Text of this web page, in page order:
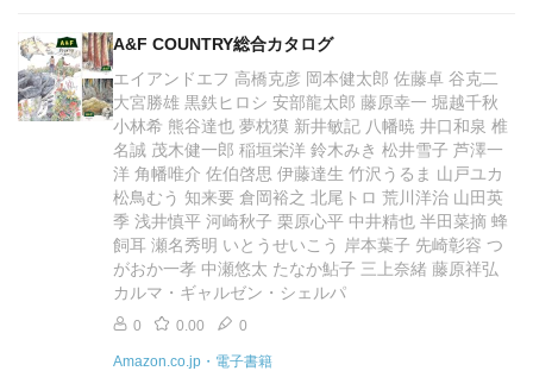
A&F COUNTRY総合カタログ
エイアンドエフ 高橋克彦 岡本健太郎 佐藤卓 谷克二
大宮勝雄 黒鉄ヒロシ 安部龍太郎 藤原幸一 堀越千秋
小林希 熊谷達也 夢枕獏 新井敏記 八幡暁 井口和泉 椎
名誠 茂木健一郎 稲垣栄洋 鈴木みき 松井雪子 芦澤一
洋 角幡唯介 佐伯啓思 伊藤達生 竹沢うるま 山戸ユカ
松鳥むう 知来要 倉岡裕之 北尾トロ 荒川洋治 山田英
季 浅井慎平 河崎秋子 栗原心平 中井精也 半田菜摘 蜂
飼耳 瀬名秀明 いとうせいこう 岸本葉子 先崎彰容 つ
がおか一孝 中瀬悠太 たなか鮎子 三上奈緒 藤原祥弘
カルマ・ギャルゼン・シェルパ
0 0.00 0
Amazon.co.jp・電子書籍